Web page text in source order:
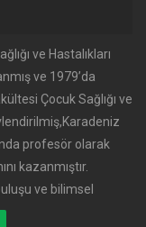
ve Hastalıkları
ve 1979’da
Çocuk Sağlığı ve
profesör olarak
kazanmıştır.
ve bilimsel